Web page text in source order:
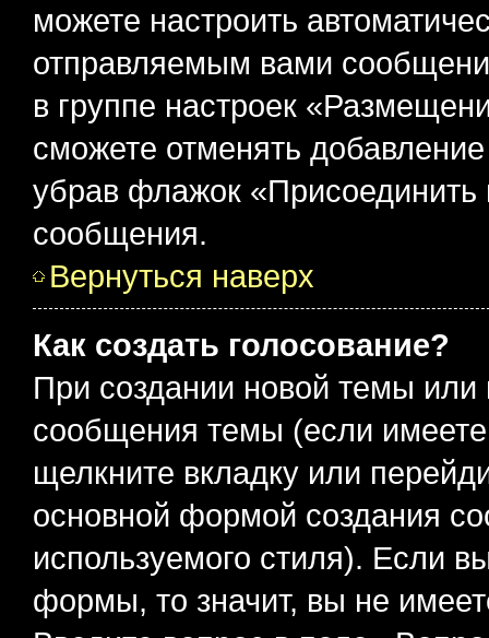
можете настроить
отправляемым вами
в группе настроек
сможете отменять
убрав флажок
сообщения.
Вернуться наверх
Как создать голосование?
При создании новой темы или
сообщения темы (если
щелкните вкладку или
основной формой создания
используемого стиля). Если
формы, то значит, вы не